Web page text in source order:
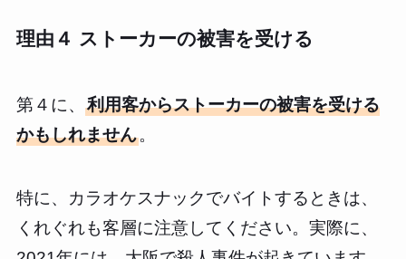
理由４ ストーカーの被害を受ける
第４に、 利用客からストーカーの被害を受ける
かもしれません。
特に、カラオケスナックでバイトするときは、
くれぐれも客層に注意してください。実際に、